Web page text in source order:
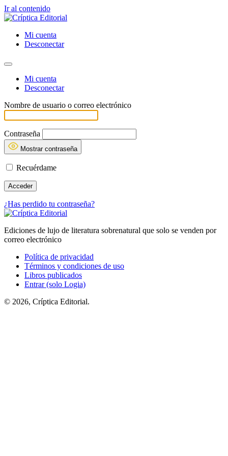
Ir al contenido
Mi cuenta
Desconectar
Mi cuenta
Desconectar
Nombre de usuario o correo electrónico
Contraseña
Mostrar contraseña
Recuérdame
¿Has perdido tu contraseña?
Ediciones de lujo de literatura sobrenatural que solo se venden por
correo electrónico
Política de privacidad
Términos y condiciones de uso
Libros publicados
Entrar (solo Logia)
© 2026, Críptica Editorial.